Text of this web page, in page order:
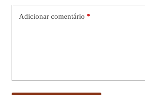
Adicionar comentário *